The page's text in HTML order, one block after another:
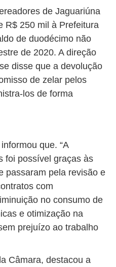
de Jaguariúna
R$ 250 mil à Prefeitura
de duodécimo não
de 2020. A direção
disse que a devolução
de zelar pelos
los de forma
que. “A
foi possível graças às
passaram pela revisão e
com
no consumo de
e otimização na
prejuízo ao trabalho
Câmara, destacou a